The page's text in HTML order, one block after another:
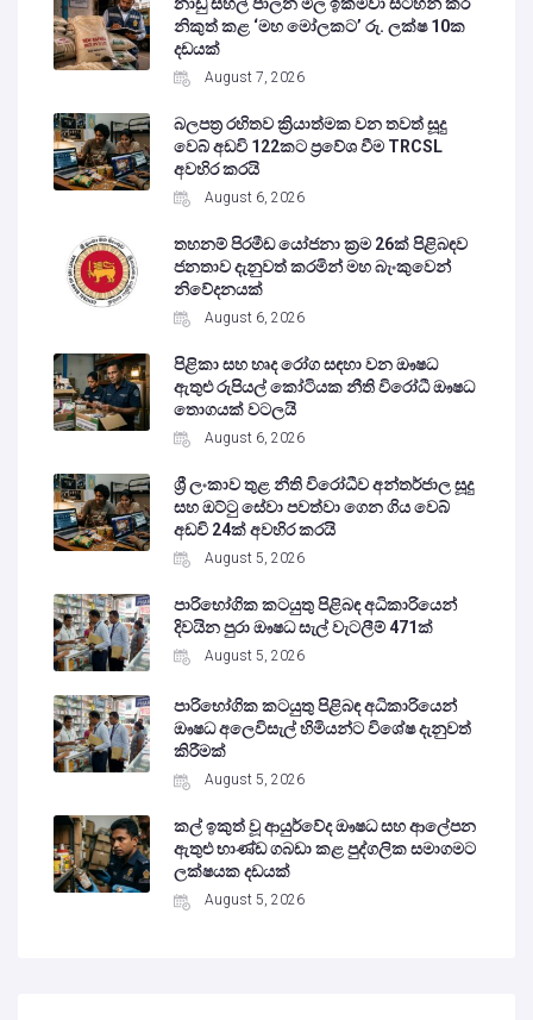
නිකුත් කළ ‘මහ මෝලකට’ රු. ලක්ෂ 10ක
දඩයක්
August 7, 2026
බලපත්‍ර රහිතව ක්‍රියාත්මක වන තවත් සූදු
වෙබ් අඩවි 122කට ප්‍රවේශ වීම TRCSL
අවහිර කරයි
August 6, 2026
තහනම් පිරමීඩ යෝජනා ක්‍රම 26ක් පිළිබඳව
ජනතාව දැනුවත් කරමින් මහ බැංකුවෙන්
නිවේදනයක්
August 6, 2026
පිළිකා සහ හෘද රෝග සඳහා වන ඖෂධ
ඇතුළු රුපියල් කෝටියක නීති විරෝධී ඖෂධ
තොගයක් වටලයි
August 6, 2026
ශ්‍රී ලංකාව තුළ නීති විරෝධීව අන්තර්ජාල සූදු
සහ ඔට්ටු සේවා පවත්වා ගෙන ගිය වෙබ්
අඩවි 24ක් අවහිර කරයි
August 5, 2026
පාරිභෝගික කටයුතු පිළිබඳ අධිකාරියෙන්
දිවයින පුරා ඖෂධ සැල් වැටලීම් 471ක්
August 5, 2026
පාරිභෝගික කටයුතු පිළිබඳ අධිකාරියෙන්
ඖෂධ අලෙවිසැල් හිමියන්ට විශේෂ දැනුවත්
කිරීමක්
August 5, 2026
කල් ඉකුත් වූ ආයුර්වේද ඖෂධ සහ ආලේපන
ඇතුළු භාණ්ඩ ගබඩා කළ පුද්ගලික සමාගමට
ලක්ෂයක දඩයක්
August 5, 2026